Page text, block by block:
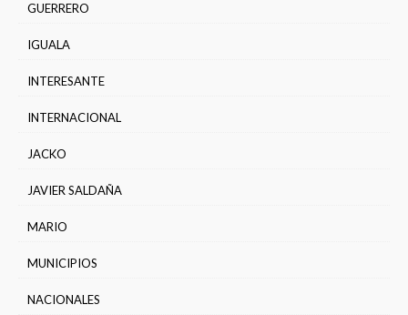
GUERRERO
IGUALA
INTERESANTE
INTERNACIONAL
JACKO
JAVIER SALDAÑA
MARIO
MUNICIPIOS
NACIONALES